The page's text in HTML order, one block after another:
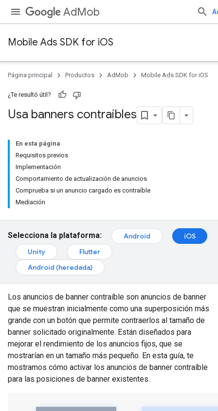
AdMob
Mobile Ads SDK for iOS
Página principal Productos AdMob Mobile Ads SDK for iOS
¿Te resultó útil?
Usa banners contraíbles
En esta página
Requisitos previos
Implementación
Comportamiento de actualización de anuncios
Comprueba si un anuncio cargado es contraíble
Mediación
Selecciona la plataforma: Android
iOS
Unity
Flutter
Android (heredada)
Los anuncios de banner contraíble son anuncios de banner
que se muestran inicialmente como una superposición más
grande con un botón que permite contraerlos al tamaño de
banner solicitado originalmente. Están diseñados para
mejorar el rendimiento de los anuncios fijos, que se
mostrarían en un tamaño más pequeño. En esta guía, te
mostramos cómo activar los anuncios de banner contraíble
para las posiciones de banner existentes.